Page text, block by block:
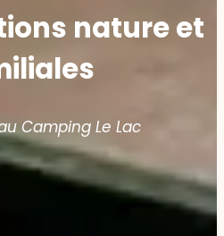
nature et
Camping Le Lac